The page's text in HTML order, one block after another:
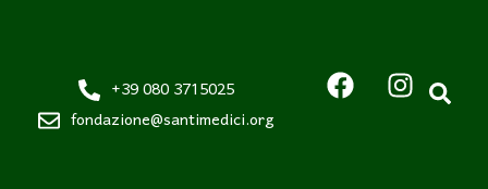
+39 080 3715025
fondazione@santimedici.org